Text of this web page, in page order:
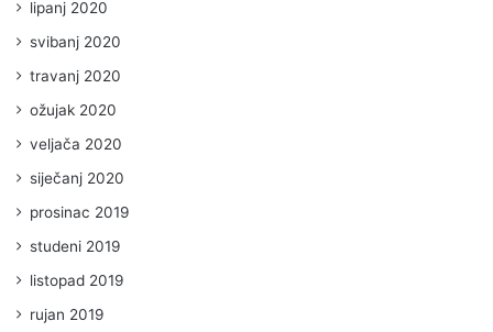
lipanj 2020
svibanj 2020
travanj 2020
ožujak 2020
veljača 2020
siječanj 2020
prosinac 2019
studeni 2019
listopad 2019
rujan 2019